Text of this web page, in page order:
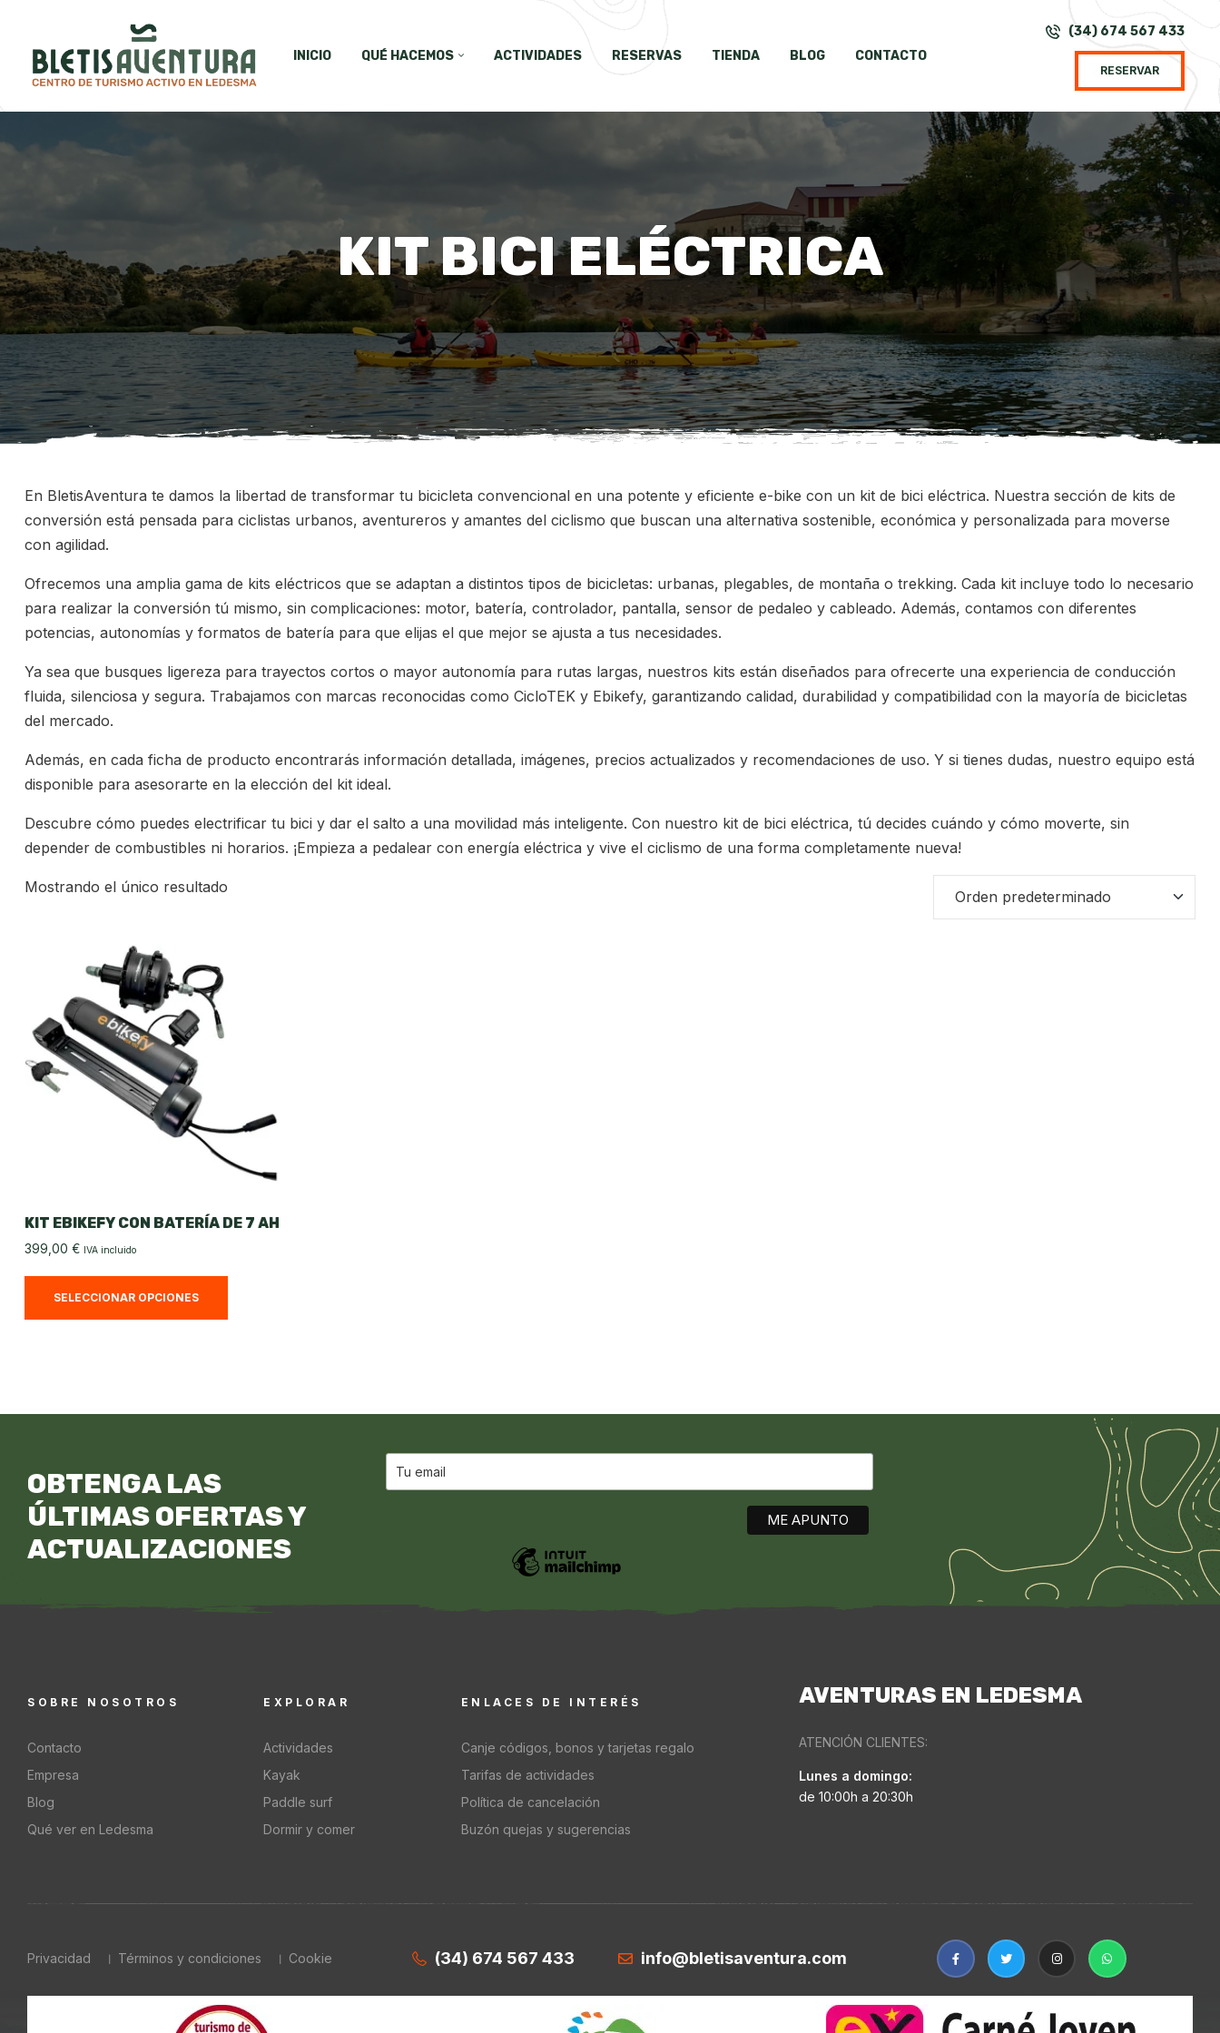
INICIO QUÉ HACEMOS ACTIVIDADES RESERVAS TIENDA BLOG CONTACTO
(34) 674 567 433
RESERVAR
KIT BICI ELÉCTRICA
En BletisAventura te damos la libertad de transformar tu bicicleta convencional en una potente y eficiente e-bike con un kit de bici eléctrica. Nuestra sección de kits de
conversión está pensada para ciclistas urbanos, aventureros y amantes del ciclismo que buscan una alternativa sostenible, económica y personalizada para moverse
con agilidad.
Ofrecemos una amplia gama de kits eléctricos que se adaptan a distintos tipos de bicicletas: urbanas, plegables, de montaña o trekking. Cada kit incluye todo lo necesario
para realizar la conversión tú mismo, sin complicaciones: motor, batería, controlador, pantalla, sensor de pedaleo y cableado. Además, contamos con diferentes
potencias, autonomías y formatos de batería para que elijas el que mejor se ajusta a tus necesidades.
Ya sea que busques ligereza para trayectos cortos o mayor autonomía para rutas largas, nuestros kits están diseñados para ofrecerte una experiencia de conducción
fluida, silenciosa y segura. Trabajamos con marcas reconocidas como CicloTEK y Ebikefy, garantizando calidad, durabilidad y compatibilidad con la mayoría de bicicletas
del mercado.
Además, en cada ficha de producto encontrarás información detallada, imágenes, precios actualizados y recomendaciones de uso. Y si tienes dudas, nuestro equipo está
disponible para asesorarte en la elección del kit ideal.
Descubre cómo puedes electrificar tu bici y dar el salto a una movilidad más inteligente. Con nuestro kit de bici eléctrica, tú decides cuándo y cómo moverte, sin
depender de combustibles ni horarios. ¡Empieza a pedalear con energía eléctrica y vive el ciclismo de una forma completamente nueva!
Mostrando el único resultado
KIT EBIKEFY CON BATERÍA DE 7 AH
399,00 € IVA incluido
SELECCIONAR OPCIONES
OBTENGA LAS
ÚLTIMAS OFERTAS Y
ACTUALIZACIONES
SOBRE NOSOTROS
Contacto
Empresa
Blog
Qué ver en Ledesma
EXPLORAR
Actividades
Kayak
Paddle surf
Dormir y comer
ENLACES DE INTERÉS
Canje códigos, bonos y tarjetas regalo
Tarifas de actividades
Política de cancelación
Buzón quejas y sugerencias
AVENTURAS EN LEDESMA
ATENCIÓN CLIENTES:
Lunes a domingo:
de 10:00h a 20:30h
Privacidad Términos y condiciones Cookie (34) 674 567 433 info@bletisaventura.com